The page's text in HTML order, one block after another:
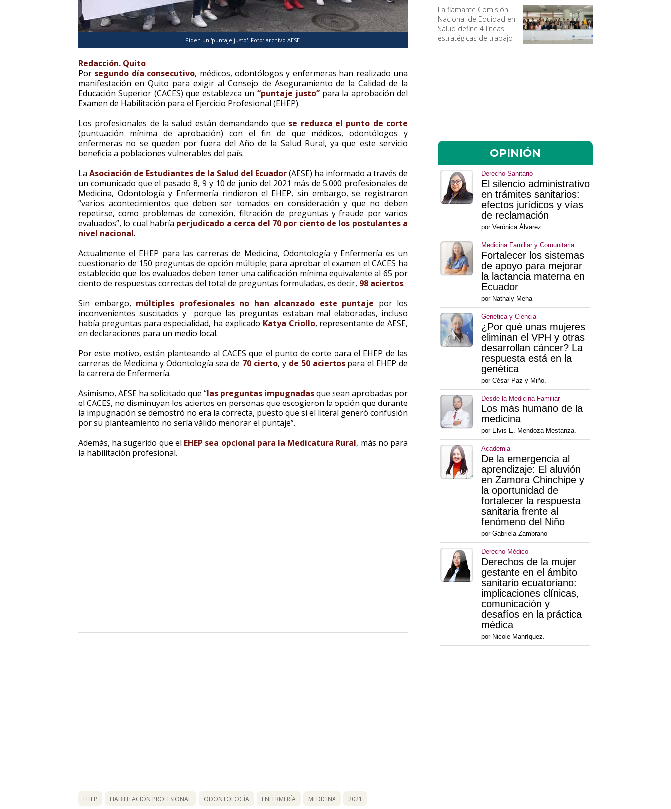
La flamante Comisión
Nacional de Equidad en
Salud define 4 líneas
estratégicas de trabajo
OPINIÓN
Derecho Sanitario
El silencio administrativo
en trámites sanitarios:
efectos jurídicos y vías
de reclamación
por Verónica Álvarez
Medicina Familiar y Comunitaria
Fortalecer los sistemas
de apoyo para mejorar
la lactancia materna en
Ecuador
por Nathaly Mena
Genética y Ciencia
¿Por qué unas mujeres
eliminan el VPH y otras
desarrollan cáncer? La
respuesta está en la
genética
por César Paz-y-Miño.
Desde la Medicina Familiar
Los más humano de la
medicina
por Elvis E. Mendoza Mestanza.
Academia
De la emergencia al
aprendizaje: El aluvión
en Zamora Chinchipe y
la oportunidad de
fortalecer la respuesta
sanitaria frente al
fenómeno del Niño
por Gabriela Zambrano
Derecho Médico
Derechos de la mujer
gestante en el ámbito
sanitario ecuatoriano:
implicaciones clínicas,
comunicación y
desafíos en la práctica
médica
por Nicole Manríquez.
Piden un 'puntaje justo'. Foto: archivo AESE.
Redacción. Quito
Por segundo día consecutivo, médicos, odontólogos y enfermeras han realizado una
manifestación en Quito para exigir al Consejo de Aseguramiento de la Calidad de la
Educación Superior (CACES) que establezca un “puntaje justo”para la aprobación del
Examen de Habilitación para el Ejercicio Profesional (EHEP).
Los profesionales de la salud están demandando que se reduzca el punto de corte
(puntuación mínima de aprobación) con el fin de que médicos, odontólogos y
enfermeras no se queden por fuera del Año de la Salud Rural, ya que este servicio
beneficia a poblaciones vulnerables del país.
La Asociación de Estudiantes de la Salud del Ecuador(AESE) ha informado a través de
un comunicado que el pasado 8, 9 y 10 de junio del 2021 más de 5.000 profesionales de
Medicina, Odontología y Enfermería rindieron el EHEP, sin embargo, se registraron
“varios acontecimientos que deben ser tomados en consideración y que no deben
repetirse, como problemas de conexión, filtración de preguntas y fraude por varios
evaluados”, lo cual habría perjudicado a cerca del 70 por ciento de los postulantes a
nivel nacional.
Actualmente el EHEP para las carreras de Medicina, Odontología y Enfermería es un
cuestionario de 150 preguntas de opción múltiple; para aprobar el examen el CACES ha
establecido que los evaluados deben tener una calificación mínima equivalente al 65 por
ciento de respuestas correctas del total de preguntas formuladas, es decir, 98 aciertos.
Sin embargo, múltiples profesionales no han alcanzado este puntaje por los
inconvenientes suscitados y porque las preguntas estaban mal elaboradas, incluso
había preguntas para especialidad, ha explicado Katya Criollo, representante de AESE,
en declaraciones para un medio local.
Por este motivo, están planteando al CACES que el punto de corte para el EHEP de las
carreras de Medicina y Odontología sea de 70 cierto, y de 50 aciertospara el EHEP de
la carrera de Enfermería.
Asimismo, AESE ha solicitado que “las preguntas impugnadasque sean aprobadas por
el CACES, no disminuyan los aciertos en personas que escogieron la opción que durante
la impugnación se demostró no era la correcta, puesto que si el literal generó confusión
por su planteamiento no sería válido menorar el puntaje”.
Además, ha sugerido que el EHEP sea opcional para la Medicatura Rural, más no para
la habilitación profesional.
EHEP HABILITACIÓN PROFESIONAL ODONTOLOGÍA ENFERMERÍA MEDICINA 2021